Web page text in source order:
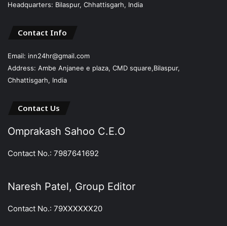
Headquarters: Bilaspur, Chhattisgarh, India
Contact Info
Email: inn24hr@gmail.com
Address: Ambe Anjanee e plaza, CMD square,Bilaspur,
Chhattisgarh, India
Contact Us
Omprakash Sahoo C.E.O
Contact No.: 7987641692
Naresh Patel, Group Editor
Contact No.: 79XXXXXX20